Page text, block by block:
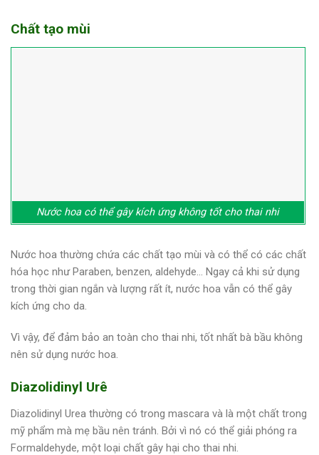
Chất tạo mùi
Nước hoa có thể gây kích ứng không tốt cho thai nhi
Nước hoa thường chứa các chất tạo mùi và có thể có các chất
hóa học như Paraben, benzen, aldehyde… Ngay cả khi sử dụng
trong thời gian ngắn và lượng rất ít, nước hoa vẫn có thể gây
kích ứng cho da.
Vì vậy, để đảm bảo an toàn cho thai nhi, tốt nhất bà bầu không
nên sử dụng nước hoa.
Diazolidinyl Urê
Diazolidinyl Urea thường có trong mascara và là một chất trong
mỹ phẩm mà mẹ bầu nên tránh. Bởi vì nó có thể giải phóng ra
Formaldehyde, một loại chất gây hại cho thai nhi.